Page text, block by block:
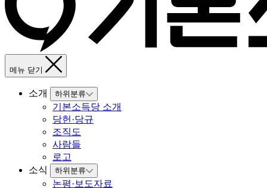
메뉴 닫기
소개 하위분류
기본소득당 소개
당헌·당규
조직도
사람들
로고
소식
하위분류
논평·보도자료